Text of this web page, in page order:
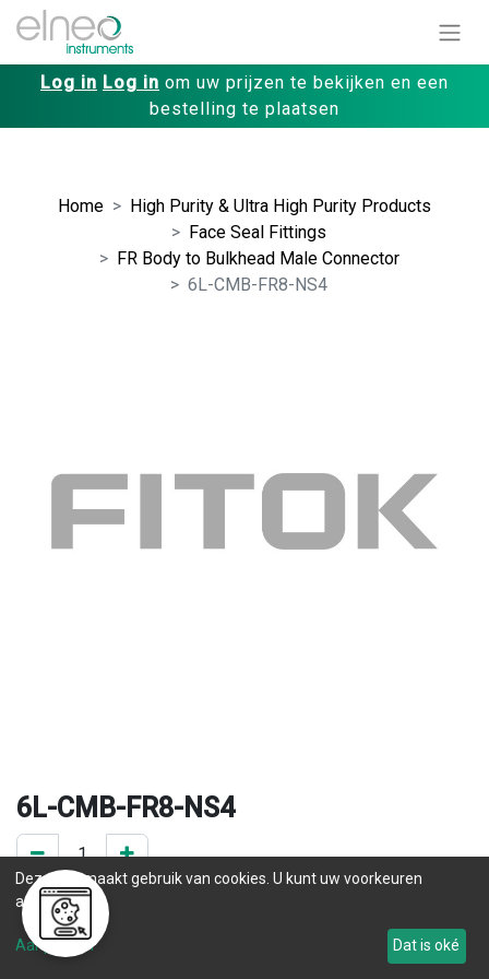
Log in Log in om uw prijzen te bekijken en een
bestelling te plaatsen
Home
High Purity & Ultra High Purity Products
Face Seal Fittings
FR Body to Bulkhead Male Connector
6L-CMB-FR8-NS4
6L-CMB-FR8-NS4
0 ST op voorraad
Deze site maakt gebruik van cookies. U kunt uw voorkeuren
aanpassen.
Aanpassen Dat is oké